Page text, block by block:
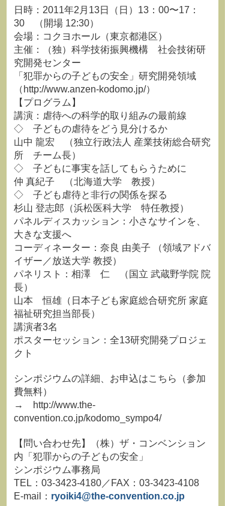
日時：2011年2月13日（日）13：00〜17：
30 （開場 12:30）
会場：コクヨホール（東京都港区）
主催：（独）科学技術振興機構 社会技術研
究開発センター
「犯罪からの子どもの安全」研究開発領域
（http://www.anzen-kodomo.jp/）
【プログラム】
講演：虐待への科学的取り組みの最前線
◇ 子どもの虐待をどう見分けるか
山中 龍宏 （独立行政法人 産業技術総合研究
所 チーム長）
◇ 子どもに事実を話してもらうために
仲 真紀子 （北海道大学 教授）
◇ 子ども虐待と非行の関係を探る
杉山 登志郎（浜松医科大学 特任教授）
パネルディスカッション：小さなサインを、
大きな支援へ
コーディネーター：奈良 由美子 （領域アドバ
イザー／放送大学 教授）
パネリスト：相澤 仁 （国立 武蔵野学院 院
長）
山本 恒雄（日本子ども家庭総合研究所 家庭
福祉研究担当部長）
講演者3名
ポスターセッション：全13研究開発プロジェ
クト
シンポジウムの詳細、お申込はこちら（参加
費無料）
→ http://www.the-
convention.co.jp/kodomo_sympo4/
【問い合わせ先】（株）ザ・コンベンション
内「犯罪からの子どもの安全」
シンポジウム事務局
TEL：03-3423-4180／FAX：03-3423-4108
E-mail： ryoiki4@the-convention.co.jp